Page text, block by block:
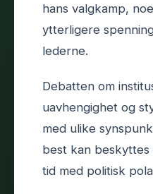
hans valgkamp,
ytterligere
lederne.
Debatten om
uavhengighet og
med ulike
best kan
tid med politisk